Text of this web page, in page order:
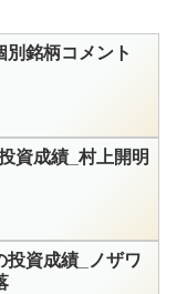
銘柄コメント
資成績_村上開明
投資成績_ノザワ